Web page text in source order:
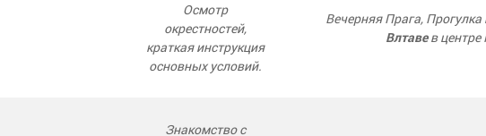
Осмотр
окрестностей,
краткая инструкция
основных условий.
Вечерняя Прага, Прогулка
Влтавев центре
Знакомство с